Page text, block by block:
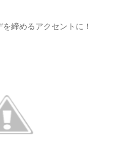
締めるアクセントに！